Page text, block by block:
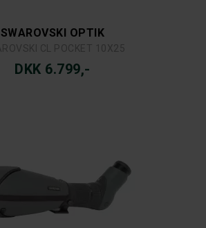
SWAROVSKI OPTIK
DKK 6.799,-